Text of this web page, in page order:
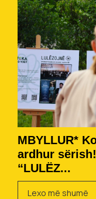
MBYLLUR*
ardhur
“LULËZ...
Lexo më shumë